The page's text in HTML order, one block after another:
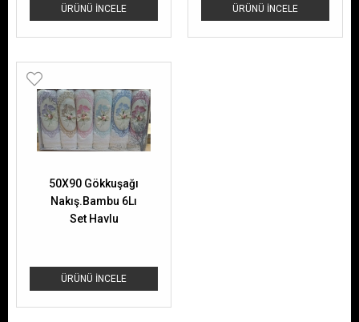
ÜRÜNÜ İNCELE ÜRÜNÜ İNCELE
ÜRÜNÜ İNCELE
50X90 Gökkuşağı
Nakış.Bambu 6Lı
Set Havlu